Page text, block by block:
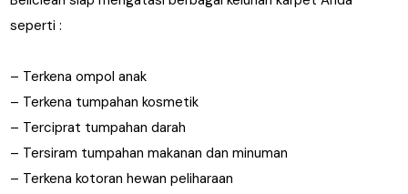
seperti :
– Terkena ompol anak
– Terkena tumpahan kosmetik
– Terciprat tumpahan darah
– Tersiram tumpahan makanan dan minuman
– Terkena kotoran hewan peliharaan